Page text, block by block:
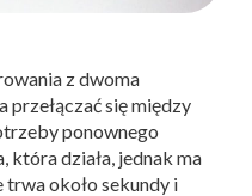
z dwoma
przełączać się między
ponownego
która działa, jednak ma
około sekundy i